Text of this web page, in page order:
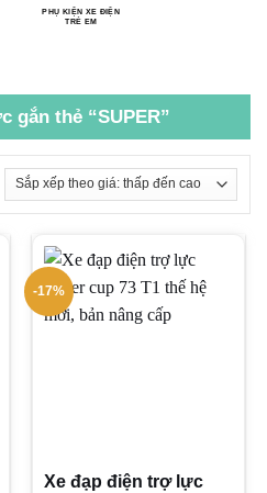
PHỤ KIỆN XE ĐIỆN
TRẺ EM
gắn thẻ “SUPER”
-17%
Xe đạp điện trợ lực